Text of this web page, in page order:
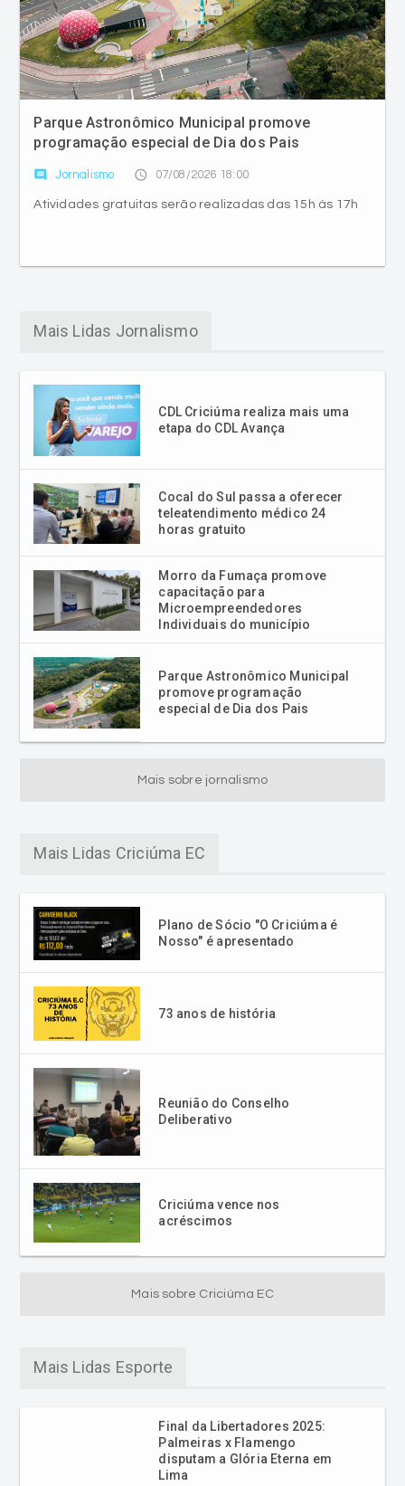
Parque Astronômico Municipal promove
programação especial de Dia dos Pais
comment Jornalismo access_time 07/08/2026 18:00
Atividades gratuitas serão realizadas das 15h às 17h
Mais Lidas Jornalismo
CDL Criciúma realiza mais uma
etapa do CDL Avança
Cocal do Sul passa a oferecer
teleatendimento médico 24
horas gratuito
Morro da Fumaça promove
capacitação para
Microempreendedores
Individuais do município
Parque Astronômico Municipal
promove programação
especial de Dia dos Pais
Mais sobre jornalismo
Mais Lidas Criciúma EC
Plano de Sócio "O Criciúma é
Nosso" é apresentado
73 anos de história
Reunião do Conselho
Deliberativo
Criciúma vence nos
acréscimos
Mais sobre Criciúma EC
Mais Lidas Esporte
Final da Libertadores 2025:
Palmeiras x Flamengo
disputam a Glória Eterna em
Lima